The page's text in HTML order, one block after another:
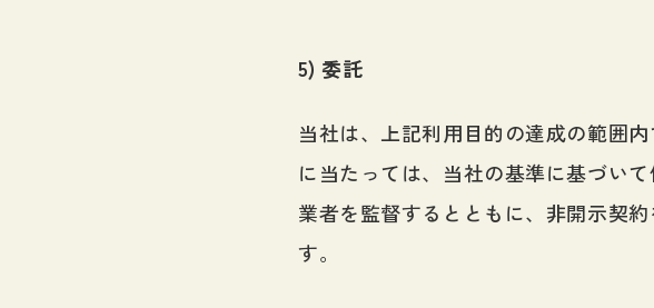
5) 委託
当社は、上記利用目的の達成の範囲
に当たっては、当社の基準に基づい
業者を監督するとともに、非開示契
す。